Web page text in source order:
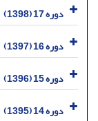
دوره 17 (1398)
دوره 16 (1397)
دوره 15 (1396)
دوره 14 (1395)